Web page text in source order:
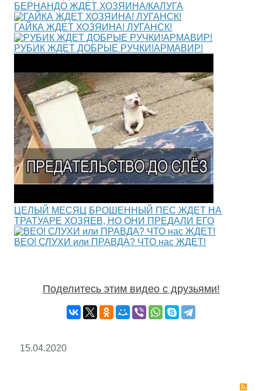
БЕРНАНДО ЖДЕТ ХОЗЯИНА/КАЛУГА
ГАЙКА ЖДЕТ ХОЗЯИНА! ЛУГАНСК!
РУБИК ЖДЕТ ДОБРЫЕ РУЧКИ!АРМАВИР!
ЦЕЛЫЙ МЕСЯЦ БРОШЕННЫЙ ПЕС ЖДЕТ НА
ТРАТУАРЕ ХОЗЯЕВ, НО ОНИ ПРЕДАЛИ ЕГО
ВЕО! СЛУХИ или ПРАВДА? ЧТО нас ЖДЕТ!
Поделитесь этим видео с друзьями!
15.04.2020